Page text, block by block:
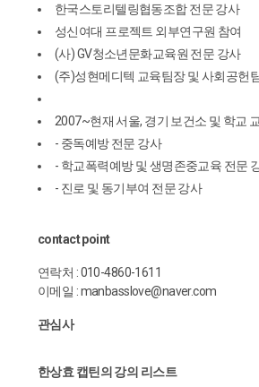
한국스토리텔링협동조합 전문 강사
성신여대 프로젝트 외부연구원 참여
(사) GV청소년문화교육원 전문 강사
(주)성현메디텍 교육팀장 및 사회공헌
2007~현재 서울, 경기 보건소 및 학교
- 중독예방 전문 강사
- 학교폭력예방 및 생명존중교육 전문
- 진로 및 동기부여 전문 강사
contact point
연락처 : 010-4860-1611
이메일 : manbasslove@naver.com
관심사
한상효 캡틴의 강의 리스트